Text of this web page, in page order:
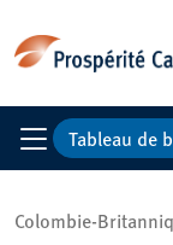
Tableau de
Colombie-